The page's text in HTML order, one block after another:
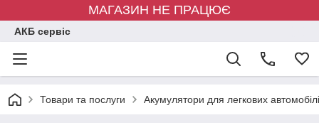
МАГАЗИН НЕ ПРАЦЮЄ
АКБ сервіс
Товари та послуги Акумулятори для легкових